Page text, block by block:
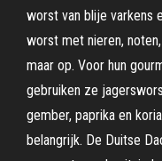
worst van blije varkens
worst met nieren,
maar op. Voor hun
gebruiken ze
gember, paprika en
belangrijk. De Duitse